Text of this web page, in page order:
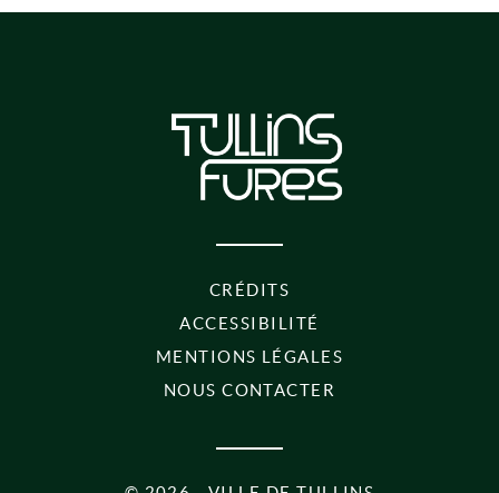
CRÉDITS
ACCESSIBILITÉ
MENTIONS LÉGALES
NOUS CONTACTER